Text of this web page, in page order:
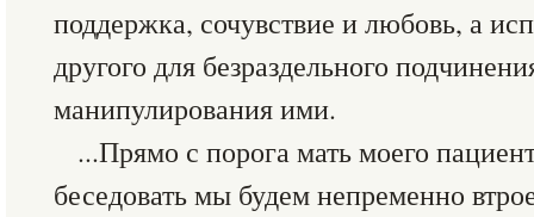
поддержка, сочувствие и любовь, а
другого для безраздельного
манипулирования ими.
...Прямо с порога мать моего
беседовать мы будем непременно